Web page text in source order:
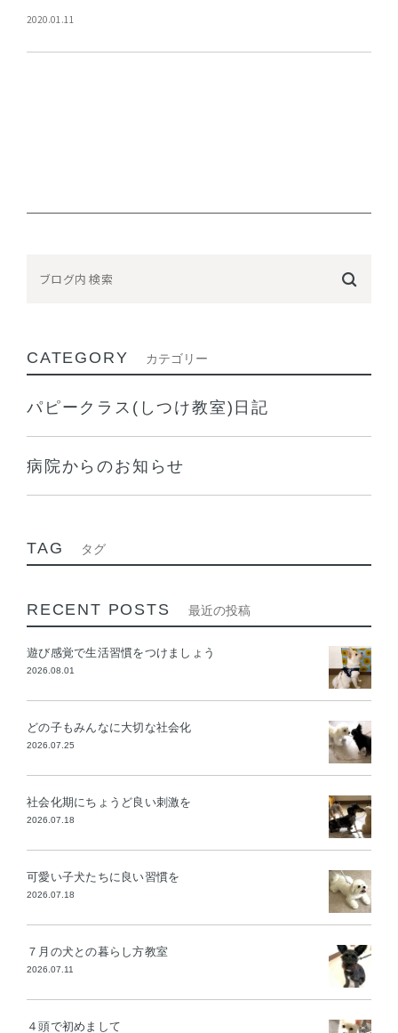
2020.01.11
CATEGORY カテゴリー
パピークラス(しつけ教室)日記
病院からのお知らせ
TAG タグ
RECENT POSTS 最近の投稿
遊び感覚で生活習慣をつけましょう
2026.08.01
どの子もみんなに大切な社会化
2026.07.25
社会化期にちょうど良い刺激を
2026.07.18
可愛い子犬たちに良い習慣を
2026.07.18
７月の犬との暮らし方教室
2026.07.11
４頭で初めまして